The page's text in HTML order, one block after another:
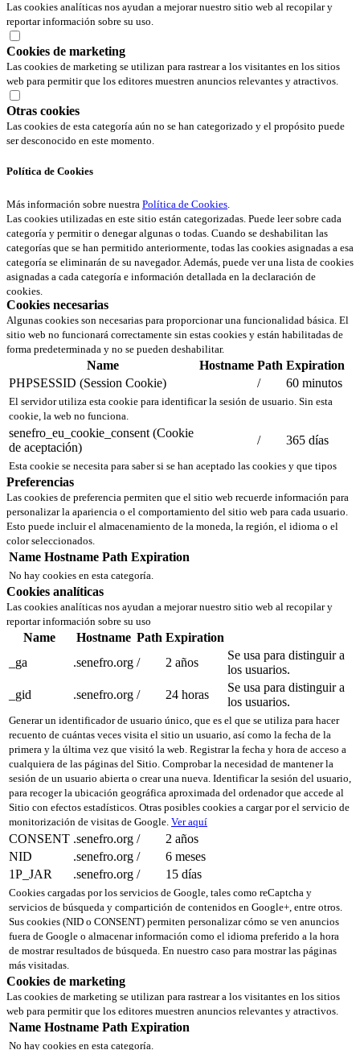
Las cookies analíticas nos ayudan a mejorar nuestro sitio web al recopilar y
reportar información sobre su uso.
Cookies de marketing
Las cookies de marketing se utilizan para rastrear a los visitantes en los sitios
web para permitir que los editores muestren anuncios relevantes y atractivos.
Otras cookies
Las cookies de esta categoría aún no se han categorizado y el propósito puede
ser desconocido en este momento.
Política de Cookies
Más información sobre nuestra Política de Cookies
Las cookies utilizadas en este sitio están categorizadas. Puede leer sobre cada
categoría y permitir o denegar algunas o todas. Cuando se deshabilitan las
categorías que se han permitido anteriormente, todas las cookies asignadas a esa
categoría se eliminarán de su navegador. Además, puede ver una lista de cookies
asignadas a cada categoría e información detallada en la declaración de
cookies.
Cookies necesarias
Algunas cookies son necesarias para proporcionar una funcionalidad básica. El
sitio web no funcionará correctamente sin estas cookies y están habilitadas de
forma predeterminada y no se pueden deshabilitar.
Name Hostname Path Expiration
PHPSESSID (Session Cookie)
/ 60 minutos
El servidor utiliza esta cookie para identificar la sesión de usuario. Sin esta
cookie, la web no funciona.
senefro_eu_cookie_consent (Cookie
de aceptación)
/ 365 días
Esta cookie se necesita para saber si se han aceptado las cookies y que tipos
Preferencias
Las cookies de preferencia permiten que el sitio web recuerde información para
personalizar la apariencia o el comportamiento del sitio web para cada usuario.
Esto puede incluir el almacenamiento de la moneda, la región, el idioma o el
color seleccionados.
Name Hostname Path Expiration
No hay cookies en esta categoría.
Cookies analíticas
Las cookies analíticas nos ayudan a mejorar nuestro sitio web al recopilar y
reportar información sobre su uso
Name Hostname Path Expiration
_ga
.senefro.org / 2 años
Se usa para distinguir a
los usuarios.
_gid
.senefro.org / 24 horas
Se usa para distinguir a
los usuarios.
Generar un identificador de usuario único, que es el que se utiliza para hacer
recuento de cuántas veces visita el sitio un usuario, así como la fecha de la
primera y la última vez que visitó la web. Registrar la fecha y hora de acceso a
cualquiera de las páginas del Sitio. Comprobar la necesidad de mantener la
sesión de un usuario abierta o crear una nueva. Identificar la sesión del usuario,
para recoger la ubicación geográfica aproximada del ordenador que accede al
Sitio con efectos estadísticos. Otras posibles cookies a cargar por el servicio de
monitorización de visitas de Google. Ver aquí
CONSENT .senefro.org /
2 años
NID
.senefro.org /
6 meses
1P_JAR
.senefro.org / 15 días
Cookies cargadas por los servicios de Google, tales como reCaptcha y
servicios de búsqueda y compartición de contenidos en Google+, entre otros.
Sus cookies (NID o CONSENT) permiten personalizar cómo se ven anuncios
fuera de Google o almacenar información como el idioma preferido a la hora
de mostrar resultados de búsqueda. En nuestro caso para mostrar las páginas
más visitadas.
Cookies de marketing
Las cookies de marketing se utilizan para rastrear a los visitantes en los sitios
web para permitir que los editores muestren anuncios relevantes y atractivos.
Name Hostname Path Expiration
No hay cookies en esta categoría.